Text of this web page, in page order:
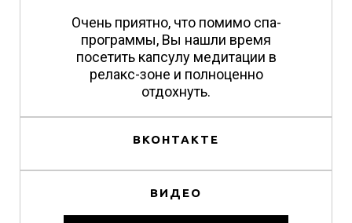
Очень приятно, что помимо спа-
программы, Вы нашли время
посетить капсулу медитации в
релакс-зоне и полноценно
отдохнуть.
ВКОНТАКТЕ
ВИДЕО